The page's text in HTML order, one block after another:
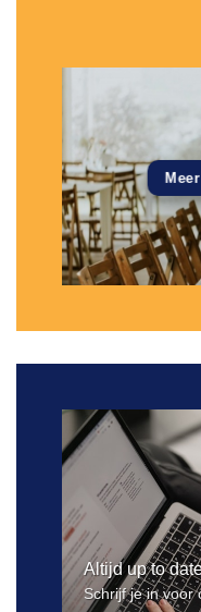
Altijd up to
Schrijf je in voor